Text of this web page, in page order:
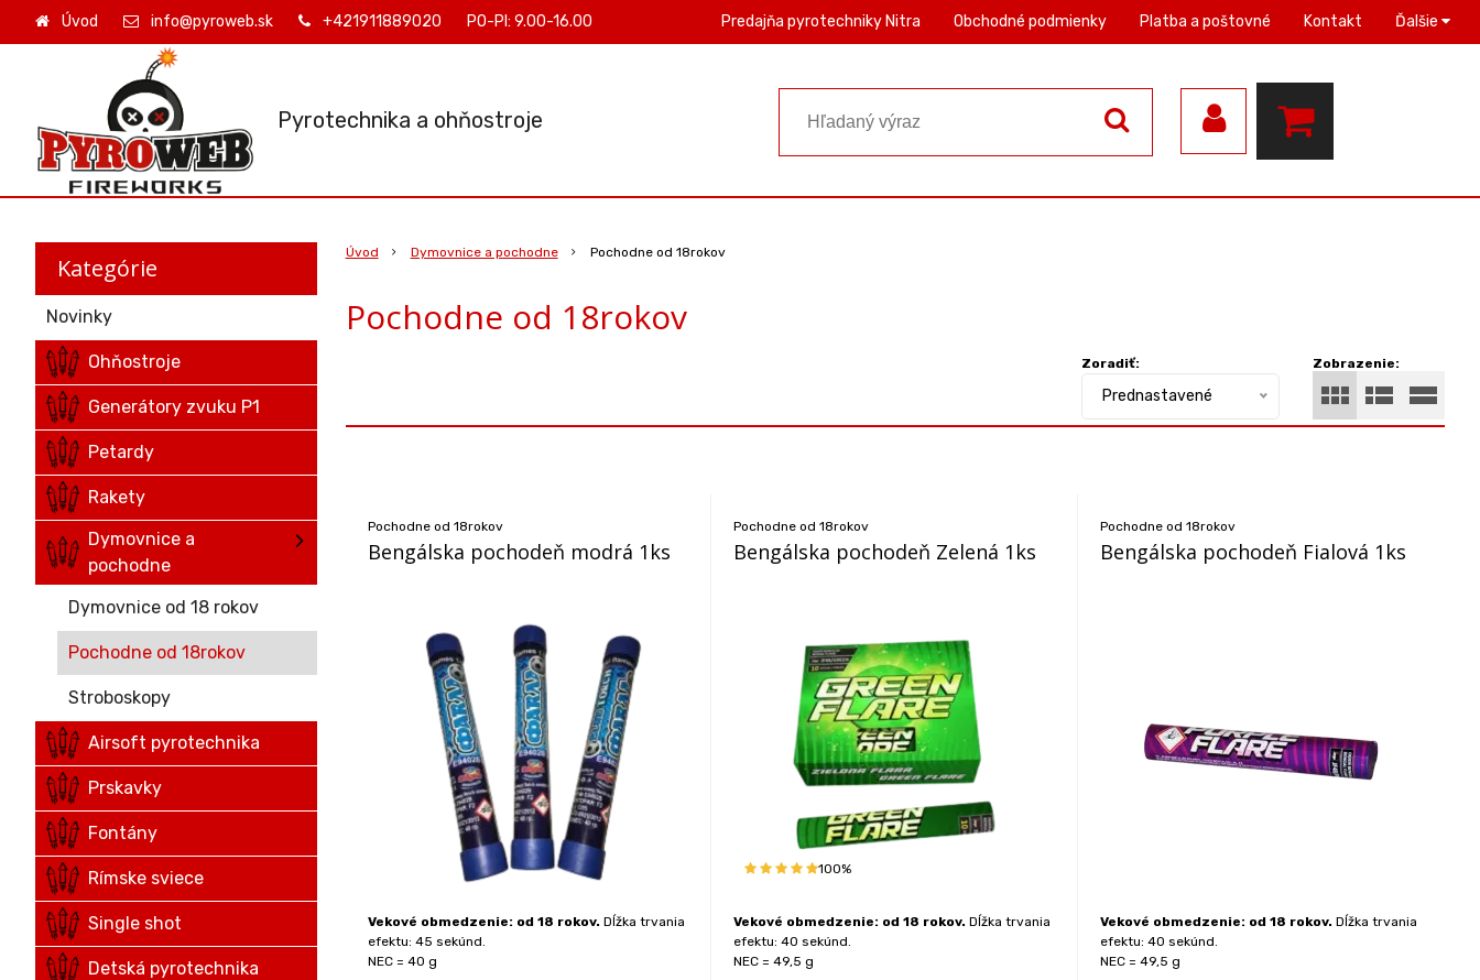
Pyrotechnika a ohňostroje
Úvod info@pyroweb.sk +421911889020 PO-PI: 9.00-16.00 Predajňa pyrotechniky Nitra Obchodné podmienky Platba a poštovné Kontakt Ďalšie
Úvod Dymovnice a pochodne Pochodne od 18rokov
Pochodne od 18rokov
Zobrazenie:
Zoradiť:
Prednastavené
Pochodne od 18rokov
Bengálska pochodeň modrá 1ks
Vekové obmedzenie: od 18 rokov. Dĺžka trvania
efektu: 45 sekúnd.
NEC = 40 g
Pochodne od 18rokov
Bengálska pochodeň Zelená 1ks
100%
Vekové obmedzenie: od 18 rokov. Dĺžka trvania
efektu: 40 sekúnd.
NEC = 49,5 g
Pochodne od 18rokov
Bengálska pochodeň Fialová 1ks
Vekové obmedzenie: od 18 rokov. Dĺžka trvania
efektu: 40 sekúnd.
NEC = 49,5 g
Kategórie
Novinky
Ohňostroje
Generátory zvuku P1
Petardy
Rakety
Dymovnice a
pochodne
Dymovnice od 18 rokov
Pochodne od 18rokov
Stroboskopy
Airsoft pyrotechnika
Prskavky
Fontány
Rímske sviece
Single shot
Detská pyrotechnika